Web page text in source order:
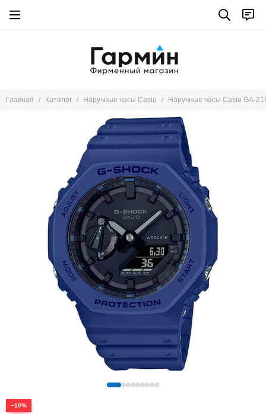
Главная Каталог Наручные часы Casio Наручные часы Casio GA-
−10%